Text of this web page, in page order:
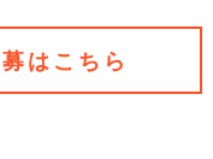
はこちら